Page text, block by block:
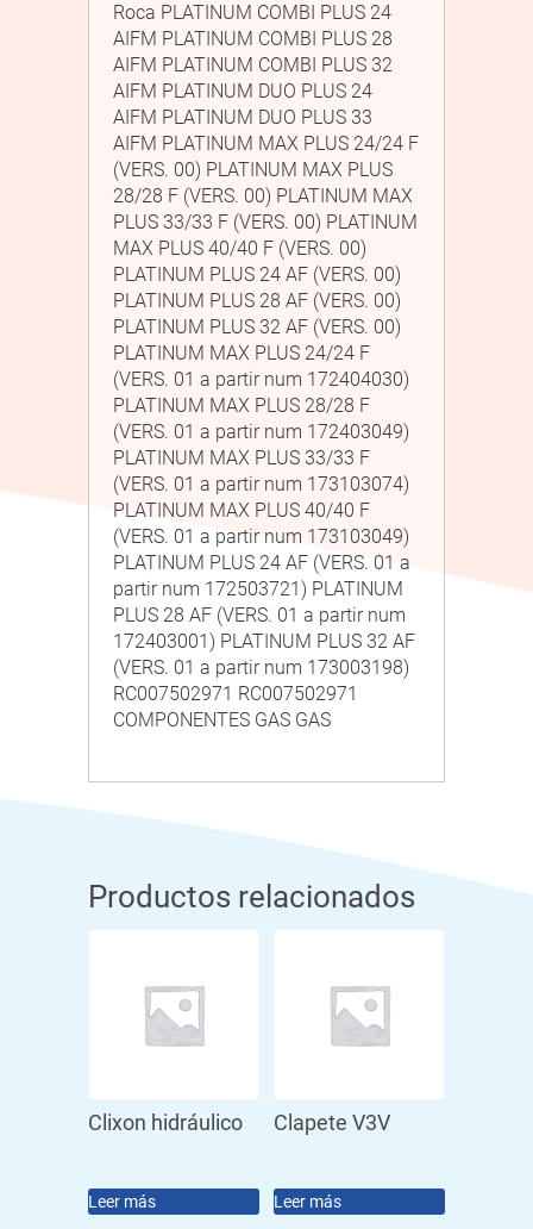
Roca PLATINUM COMBI PLUS 24
AIFM PLATINUM COMBI PLUS 28
AIFM PLATINUM COMBI PLUS 32
AIFM PLATINUM DUO PLUS 24
AIFM PLATINUM DUO PLUS 33
AIFM PLATINUM MAX PLUS 24/24 F
(VERS. 00) PLATINUM MAX PLUS
28/28 F (VERS. 00) PLATINUM MAX
PLUS 33/33 F (VERS. 00) PLATINUM
MAX PLUS 40/40 F (VERS. 00)
PLATINUM PLUS 24 AF (VERS. 00)
PLATINUM PLUS 28 AF (VERS. 00)
PLATINUM PLUS 32 AF (VERS. 00)
PLATINUM MAX PLUS 24/24 F
(VERS. 01 a partir num 172404030)
PLATINUM MAX PLUS 28/28 F
(VERS. 01 a partir num 172403049)
PLATINUM MAX PLUS 33/33 F
(VERS. 01 a partir num 173103074)
PLATINUM MAX PLUS 40/40 F
(VERS. 01 a partir num 173103049)
PLATINUM PLUS 24 AF (VERS. 01 a
partir num 172503721) PLATINUM
PLUS 28 AF (VERS. 01 a partir num
172403001) PLATINUM PLUS 32 AF
(VERS. 01 a partir num 173003198)
RC007502971 RC007502971
COMPONENTES GAS GAS
Productos relacionados
Clixon hidráulico
Leer más
Clapete V3V
Leer más